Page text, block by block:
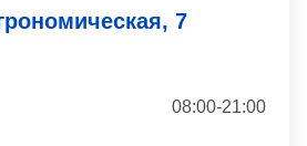
7
08:00-21:00